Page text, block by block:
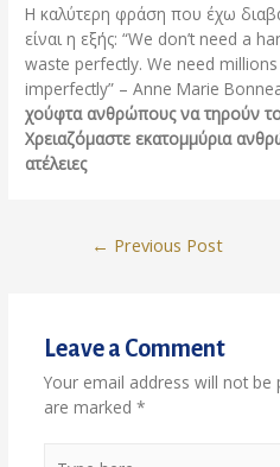
Η καλύτερη φράση που έχω
είναι η εξής: “We don’t need a
waste perfectly. We need
imperfectly” – Anne Marie
χούφτα ανθρώπους να τηρούν
Χρειαζόμαστε εκατομμύρια
ατέλειες
← Previous Post
Leave a Comment
Your email address will not be
are marked *